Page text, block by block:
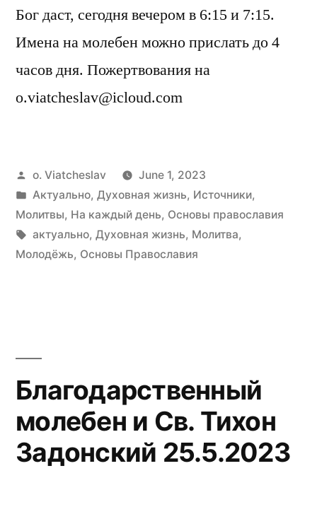
Бог даст, сегодня вечером в 6:15 и 7:15.
Имена на молебен можно прислать до 4
часов дня. Пожертвования на
o.viatcheslav@icloud.com
Posted
by
o. Viatcheslav
June 1, 2023
Posted
in
Актуально, Духовная жизнь, Источники,
Молитвы, На каждый день, Основы православия
Tags:
актуально, Духовная жизнь, Молитва,
Молодёжь, Основы Православия
Благодарственный
молебен и Св. Тихон
Задонский 25.5.2023